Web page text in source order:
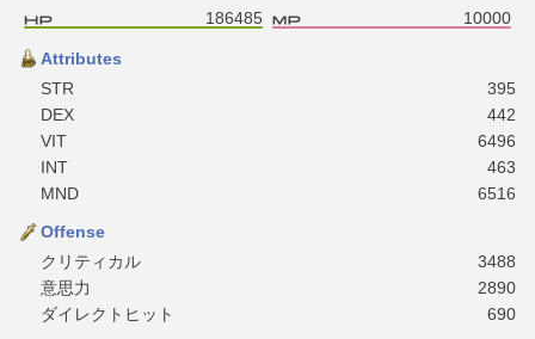
186485 10000
Attributes
STR
395
DEX
442
VIT
6496
INT
463
MND
6516
Offense
クリティカル
3488
意思力
2890
ダイレクトヒット
690